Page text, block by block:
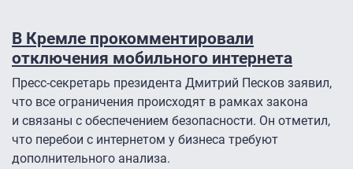
В Кремле прокомментировали
отключения мобильного интернета
Пресс-секретарь президента Дмитрий Песков заявил,
что все ограничения происходят в рамках закона
и связаны с обеспечением безопасности. Он отметил,
что перебои с интернетом у бизнеса требуют
дополнительного анализа.